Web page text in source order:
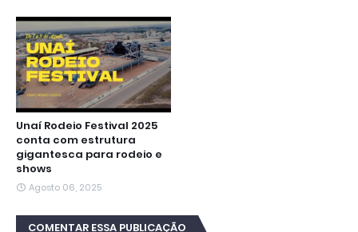
Unaí Rodeio Festival 2025
conta com estrutura
gigantesca para rodeio e
shows
Agosto 06, 2025
COMENTAR ESSA PUBLICAÇÃO